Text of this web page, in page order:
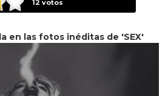
12 votos
en las fotos inéditas de 'SEX'